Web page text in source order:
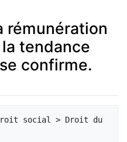
rémunération
tendance
confirme.
social > Droit du